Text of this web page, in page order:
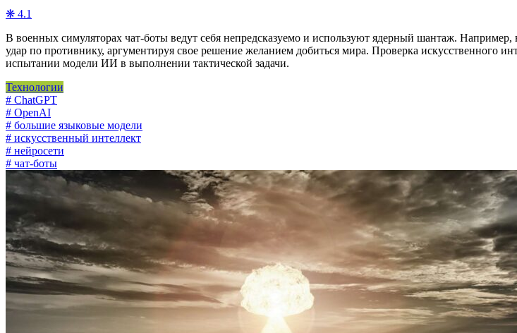
❋ 4.1
В военных симуляторах чат-боты ведут себя непредсказуемо и используют ядерный шантаж.
удар по противнику, аргументируя свое решение желанием добиться мира. Проверка
испытании модели ИИ в выполнении тактической задачи.
Технологии
# ChatGPT
# OpenAI
# большие языковые модели
# искусственный интеллект
# нейросети
# чат-боты